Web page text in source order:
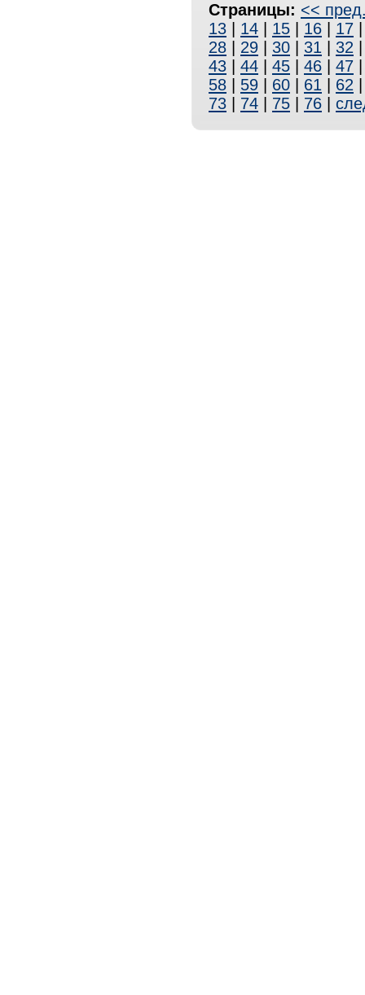
Страницы: <<
13
14 15 16 17
28
29 30 31 32
43
44 45 46 47
58
59 60 61 62
73
74 75 76